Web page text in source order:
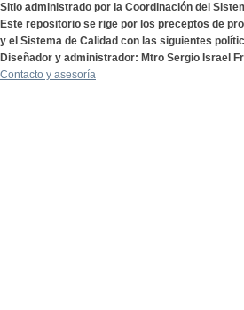
Sitio administrado por la Coordinación del
Este repositorio se rige por los preceptos de
y el Sistema de Calidad con las siguientes
Diseñador y administrador: Mtro Sergio Israel
Contacto y asesoría